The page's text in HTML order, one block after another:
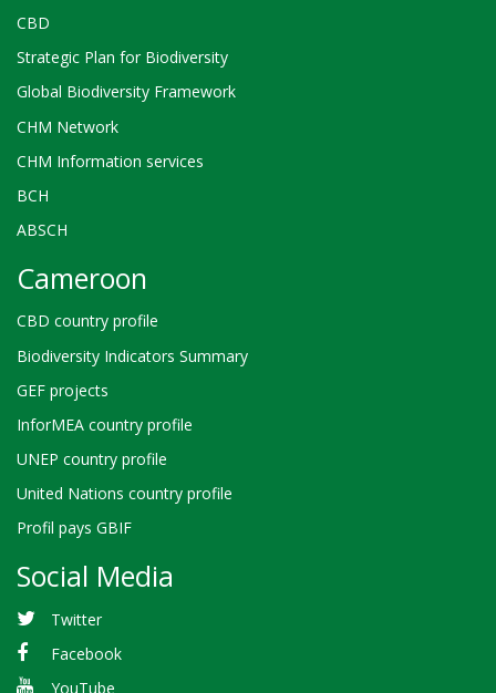
CBD
Strategic Plan for Biodiversity
Global Biodiversity Framework
CHM Network
CHM Information services
BCH
ABSCH
Cameroon
CBD country profile
Biodiversity Indicators Summary
GEF projects
InforMEA country profile
UNEP country profile
United Nations country profile
Profil pays GBIF
Social Media
Twitter
Facebook
YouTube